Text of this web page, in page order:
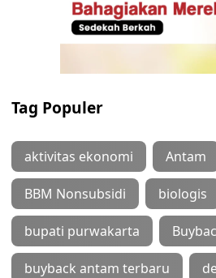
Tag Populer
aktivitas ekonomi Antam
BBM Nonsubsidi biologis
bupati purwakarta
buyback antam terbaru